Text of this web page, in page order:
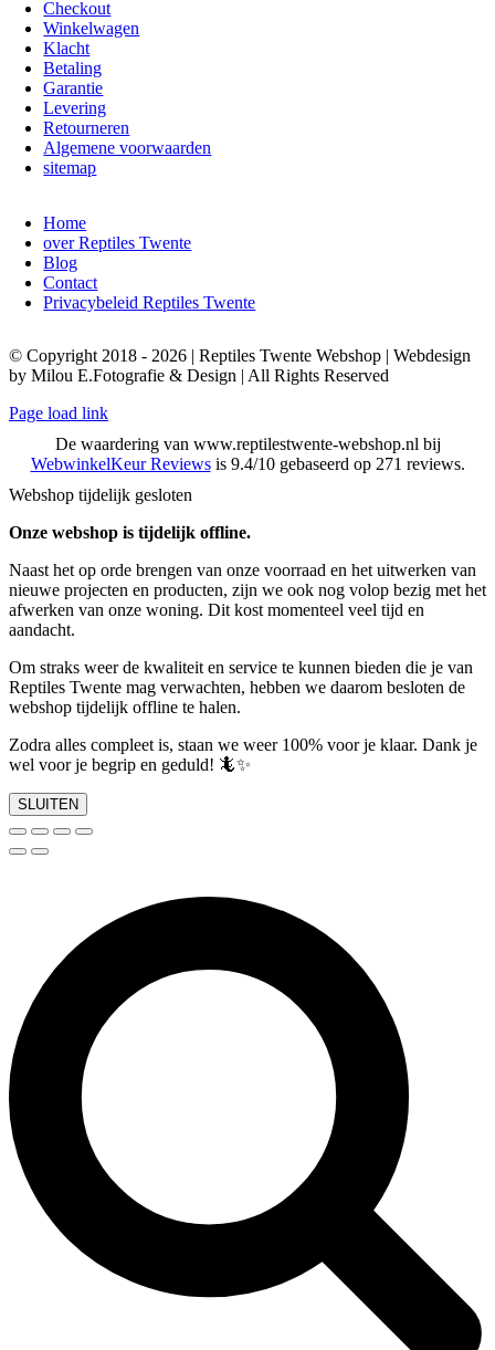
Checkout
Winkelwagen
Klacht
Betaling
Garantie
Levering
Retourneren
Algemene voorwaarden
sitemap
Home
over Reptiles Twente
Blog
Contact
Privacybeleid Reptiles Twente
© Copyright 2018 - 2026 | Reptiles Twente Webshop | Webdesign
by Milou E.Fotografie & Design | All Rights Reserved
Page load link
De waardering van www.reptilestwente-webshop.nl bij
WebwinkelKeur Reviewsis 9.4/10 gebaseerd op 271 reviews.
Webshop tijdelijk gesloten
Onze webshop is tijdelijk offline.
Naast het op orde brengen van onze voorraad en het uitwerken van
nieuwe projecten en producten, zijn we ook nog volop bezig met het
afwerken van onze woning. Dit kost momenteel veel tijd en
aandacht.
Om straks weer de kwaliteit en service te kunnen bieden die je van
Reptiles Twente mag verwachten, hebben we daarom besloten de
webshop tijdelijk offline te halen.
Zodra alles compleet is, staan we weer 100% voor je klaar. Dank je
wel voor je begrip en geduld! 🦎✨
SLUITEN